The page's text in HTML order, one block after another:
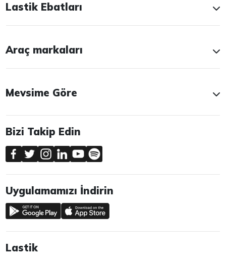
Lastik Ebatları
Araç markaları
Mevsime Göre
Bizi Takip Edin
Uygulamamızı İndirin
Lastik